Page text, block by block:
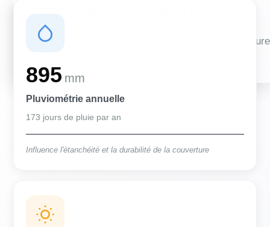
Des conditions qui influencent vos travaux de couverture
895 mm
Pluviométrie annuelle
173 jours de pluie par an
Influence l'étanchéité et la durabilité de la couverture